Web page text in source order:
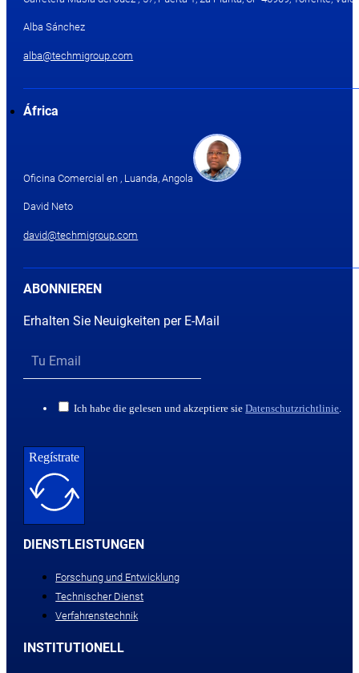
Alba Sánchez
alba@techmigroup.com
África
Oficina Comercial en , Luanda, Angola
David Neto
david@techmigroup.com
ABONNIEREN
Erhalten Sie Neuigkeiten per E-Mail
Ich habe die gelesen und akzeptiere sieDatenschutzrichtlinie.
Regístrate
DIENSTLEISTUNGEN
Forschung und Entwicklung
Technischer Dienst
Verfahrenstechnik
INSTITUTIONELL